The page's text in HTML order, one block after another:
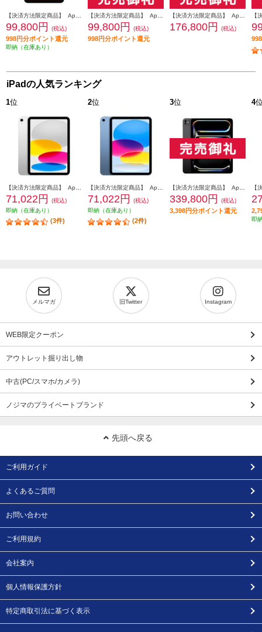
99,800円 (税込)
998円分ポイント還元
即納（在庫あり）
99,800円 (税込)
998円分ポイント還元
176,800円 (税込)
iPadの人気ランキング
1位
71,022円
(税込)
即納（在庫あり）
(3件)
2位
71,022円
(税込)
即納（在庫あり）
(2件)
3位
339,800円 (税込)
3,398円分ポイント還元
4
即
メルマガ 旧Twitter Instagram
WEB限定クーポン
アウトレット掘り出し物
中古(PC/スマホ/カメラ)
ノジマのプライベートブランド
先頭へ戻る
ご利用ガイド
よくあるご質問
お問い合わせ
ご利用規約
会社案内
個人情報保護方針
特定商取引法に基づく表示